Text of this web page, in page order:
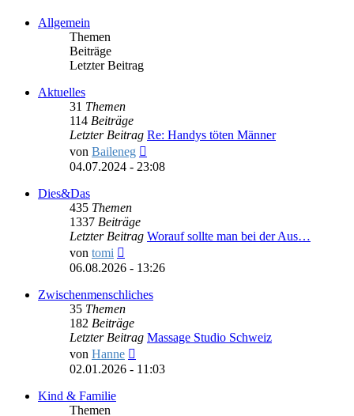
Allgemein
Themen
Beiträge
Letzter Beitrag
Aktuelles
31 Themen
114 Beiträge
Letzter Beitrag Re: Handys töten Männer
von Baileneg
Beitrag
04.07.2024 - 23:08
Dies&Das
435 Themen
1337 Beiträge
Letzter Beitrag Worauf sollte man bei der Aus…
von tomi
Beitrag
06.08.2026 - 13:26
Zwischenmenschliches
35 Themen
182 Beiträge
Letzter Beitrag Massage Studio Schweiz
von Hanne
Beitrag
02.01.2026 - 11:03
Kind & Familie
Themen